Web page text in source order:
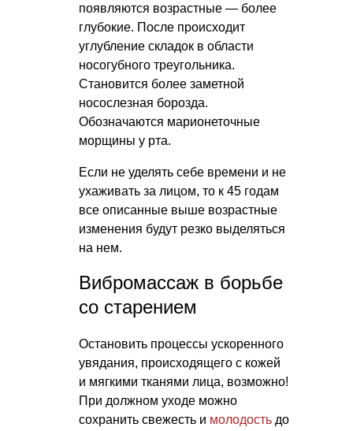
появляются возрастные — более
глубокие. После происходит
углубление складок в области
носогубного треугольника.
Становится более заметной
носослезная борозда.
Обозначаются марионеточные
морщины у рта.
Если не уделять себе времени и не
ухаживать за лицом, то к 45 годам
все описанные выше возрастные
изменения будут резко выделяться
на нем.
Вибромассаж в борьбе
со старением
Остановить процессы ускоренного
увядания, происходящего с кожей
и мягкими тканями лица, возможно!
При должном уходе можно
сохранить свежесть и молодость до